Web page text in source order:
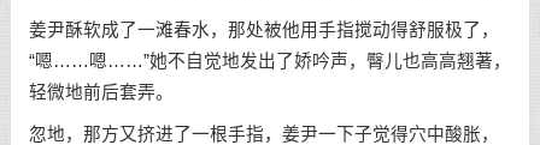
姜尹酥软成了一滩春水，那处被他用手指搅动得舒服极了，
“嗯……嗯……”她不自觉地发出了娇吟声，臀儿也高高翘著，
轻微地前后套弄。
忽地，那方又挤进了一根手指，姜尹一下子觉得穴中酸胀，